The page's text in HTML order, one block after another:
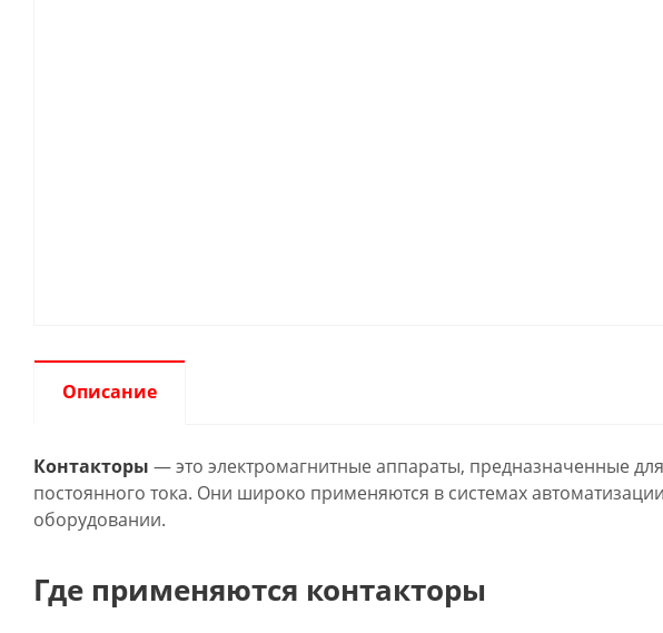
Описание
Контакторы — это электромагнитные аппараты, предназначенные
постоянного тока. Они широко применяются в системах
оборудовании.
Где применяются контакторы